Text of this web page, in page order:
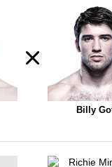
Billy